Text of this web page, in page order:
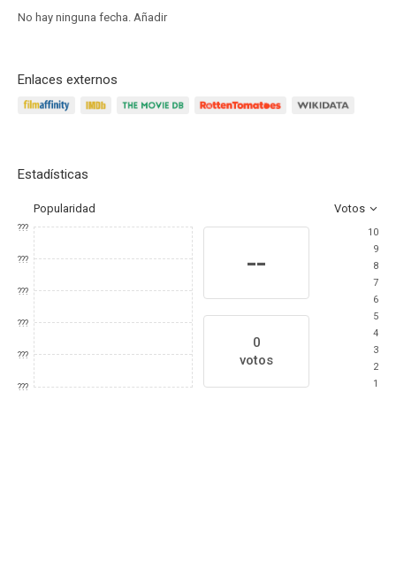
No hay ninguna fecha. Añadir
Enlaces externos
Estadísticas
Popularidad Votos
???
???
???
???
???
???
--
0
votos
10
9
8
7
6
5
4
3
2
1